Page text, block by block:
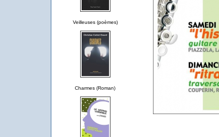
Veilleuses (poèmes)
Charmes (Roman)